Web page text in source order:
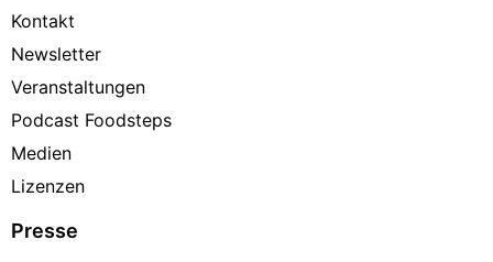
Kontakt
Newsletter
Veranstaltungen
Podcast Foodsteps
Medien
Lizenzen
Presse